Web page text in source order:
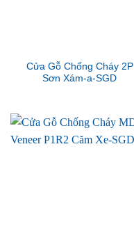
Cửa Gỗ Chống Cháy 2P
Sơn Xám-a-SGD